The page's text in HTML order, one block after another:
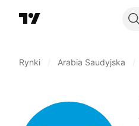
Rynki Arabia Saudyjska